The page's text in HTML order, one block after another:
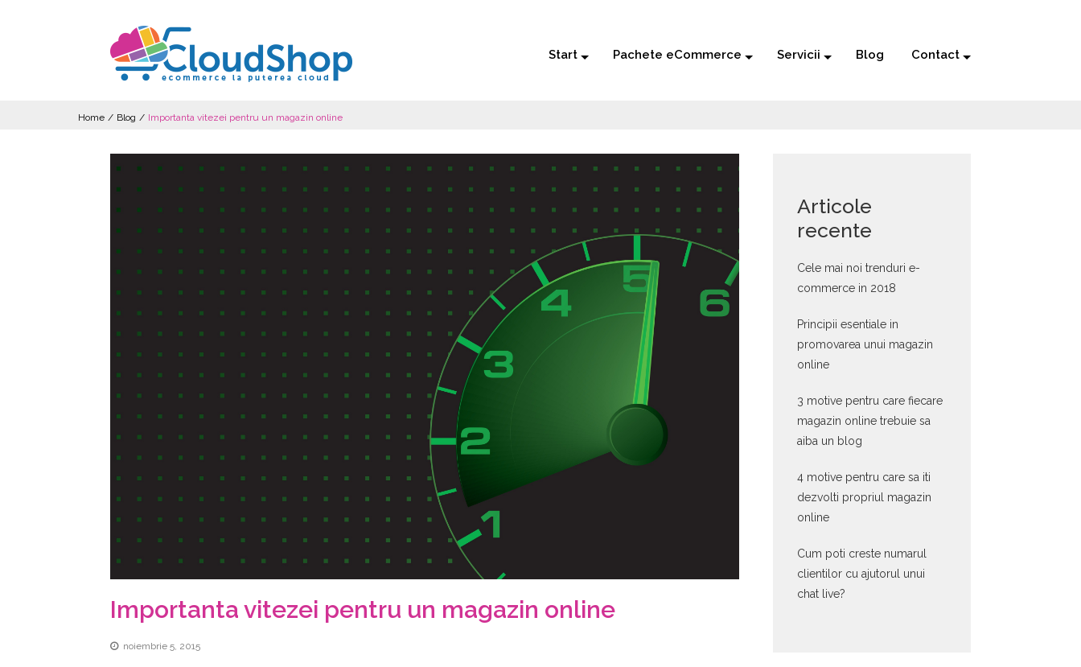
Start Pachete eCommerce Servicii Blog Contact
Home / Blog / Importanta vitezei pentru un magazin online
Importanta vitezei pentru un magazin online
noiembrie 5, 2015
Articole
recente
Cele mai noi trenduri e-
commerce in 2018
Principii esentiale in
promovarea unui magazin
online
3 motive pentru care fiecare
magazin online trebuie sa
aiba un blog
4 motive pentru care sa iti
dezvolti propriul magazin
online
Cum poti creste numarul
clientilor cu ajutorul unui
chat live?